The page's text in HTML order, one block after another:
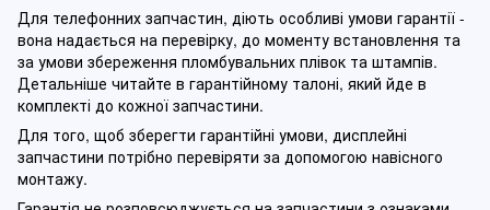
Для телефонних запчастин, діють особливі умови гарантії -
вона надається на перевірку, до моменту встановлення та
за умови збереження пломбувальних плівок та штампів.
Детальніше читайте в гарантійному талоні, який йде в
комплекті до кожної запчастини.
Для того, щоб зберегти гарантійні умови, дисплейні
запчастини потрібно перевіряти за допомогою навісного
монтажу.